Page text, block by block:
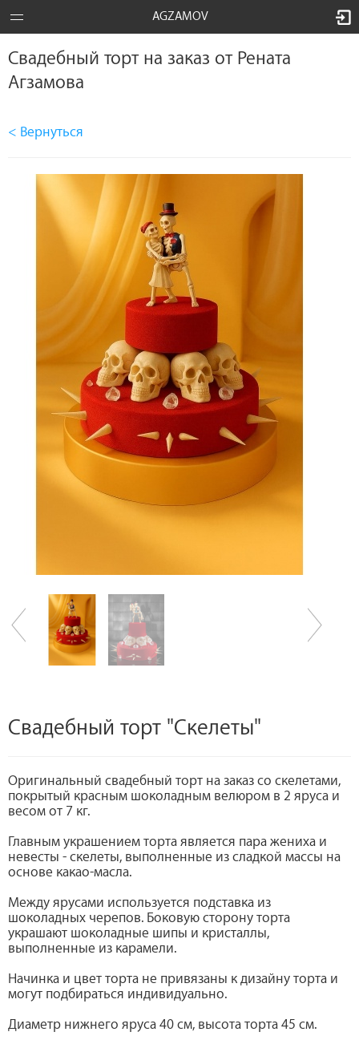
AGZAMOV
Свадебный торт на заказ от Рената
Агзамова
< Вернуться
Свадебный торт "Скелеты"
Оригинальный свадебный торт на заказ со скелетами,
покрытый красным шоколадным велюром в 2 яруса и
весом от 7 кг.
Главным украшением торта является пара жениха и
невесты - скелеты, выполненные из сладкой массы на
основе какао-масла.
Между ярусами используется подставка из
шоколадных черепов. Боковую сторону торта
украшают шоколадные шипы и кристаллы,
выполненные из карамели.
Начинка и цвет торта не привязаны к дизайну торта и
могут подбираться индивидуально.
Диаметр нижнего яруса 40 см, высота торта 45 см.